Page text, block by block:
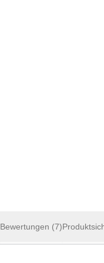
Bewertungen (7)